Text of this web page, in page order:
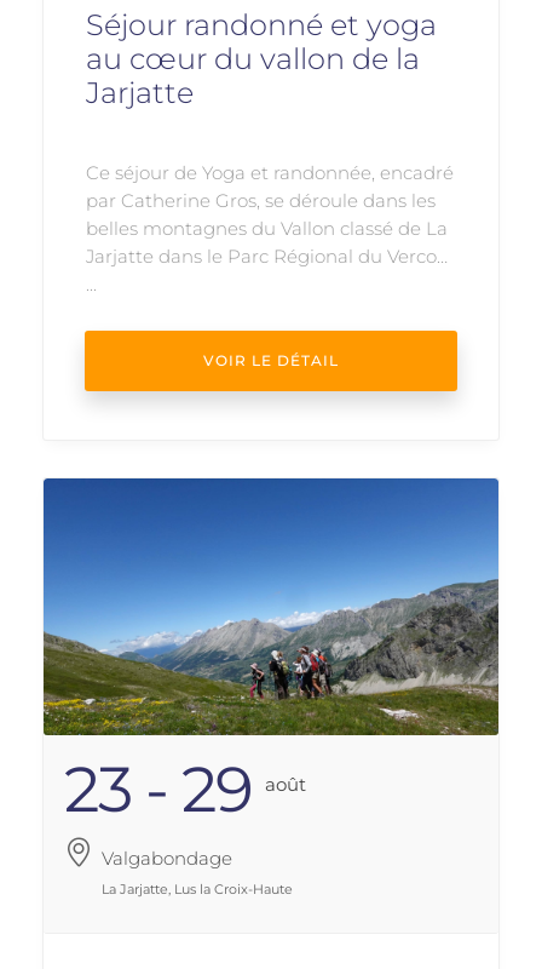
Séjour randonné et yoga
au cœur du vallon de la
Jarjatte
Ce séjour de Yoga et randonnée, encadré
par Catherine Gros, se déroule dans les
belles montagnes du Vallon classé de La
Jarjatte dans le Parc Régional du Vercors
VOIR LE DÉTAIL
23 - 29 Août
Valgabondage
La Jarjatte, Lus la Croix-Haute